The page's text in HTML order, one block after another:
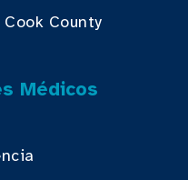
County
Médicos